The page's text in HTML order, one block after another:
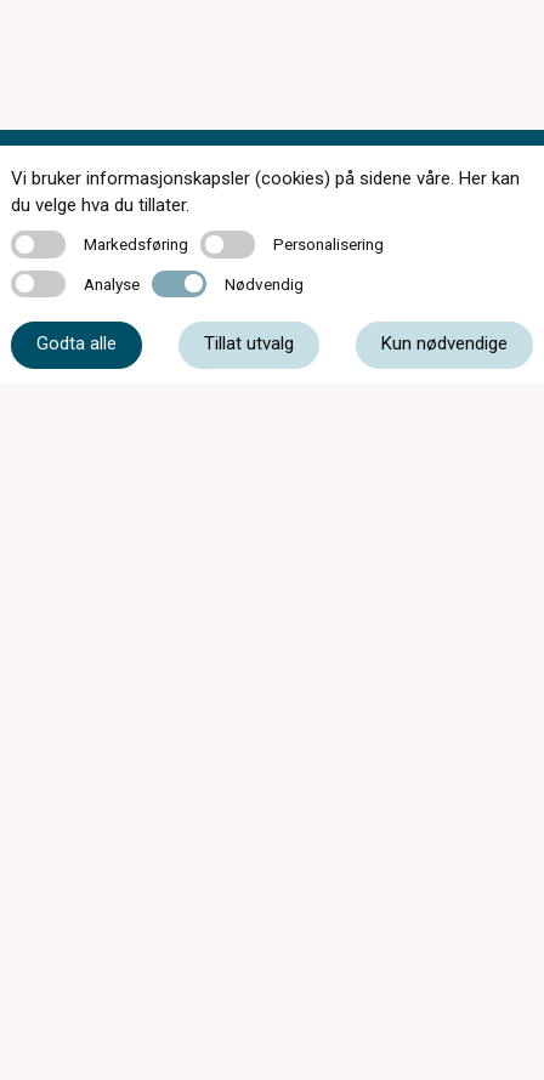
Kontakt oss
Vi bruker informasjonskapsler (cookies) på sidene våre. Her kan
du velge hva du tillater.
MarkedsføringMarkedsføring PersonaliseringPersonalisering
Analyse Analyse Nødvendig Nødvendig
Godta alle Tillat utvalg Kun nødvendige